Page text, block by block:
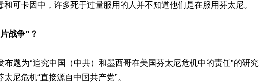
和可卡因中，许多死于过量服用的人并不知道他们是在服用芬太尼。
战争”？
布题为“追究中国（中共）和墨西哥在美国芬太尼危机中的责任”的研究
尼危机“直接源自中国共产党”。